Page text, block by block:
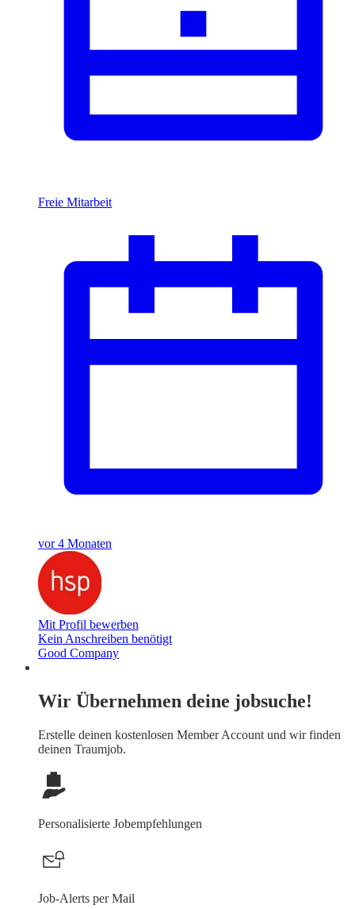
Freie Mitarbeit
vor 4 Monaten
Mit Profil bewerben
Kein Anschreiben benötigt
Good Company
Wir Übernehmen deine jobsuche!
Erstelle deinen kostenlosen Member Account und wir finden
deinen Traumjob.
Personalisierte Jobempfehlungen
Job-Alerts per Mail